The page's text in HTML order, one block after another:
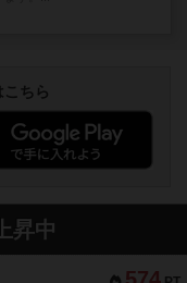
ちら
昇中